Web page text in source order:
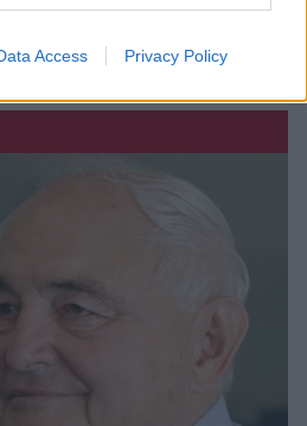
Access Privacy Policy